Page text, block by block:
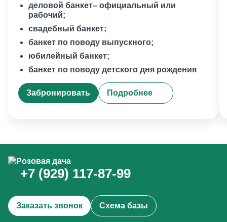
деловой банкет– официальный или
рабочий;
свадебный банкет;
банкет по поводу выпускного;
юбилейный банкет;
банкет по поводу детского дня рождения
Забронировать Подробнее
+7 (929) 117-87-99
Заказать звонок Схема базы